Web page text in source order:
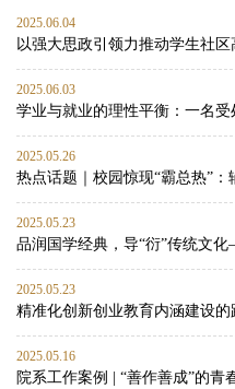
2025.06.04
以强大思政引领力推动学生社区
2025.06.03
学业与就业的理性平衡：一名
2025.05.26
热点话题｜校园惊现“霸总热”
2025.05.23
品润国学经典，导“衍”传统文
2025.05.23
精准化创新创业教育内涵建设的
2025.05.16